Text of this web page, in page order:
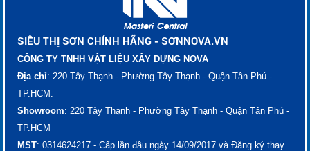
SIÊU THỊ SƠN CHÍNH HÃNG - SƠNNOVA.VN
CÔNG TY TNHH VẬT LIỆU XÂY DỰNG NOVA
Địa chỉ: 220 Tây Thạnh - Phường Tây Thạnh - Quận Tân Phú -
TP.HCM.
Showroom: 220 Tây Thạnh - Phường Tây Thạnh - Quận Tân Phú -
TP.HCM
MST: 0314624217 - Cấp lần đầu ngày 14/09/2017 và Đăng ký thay